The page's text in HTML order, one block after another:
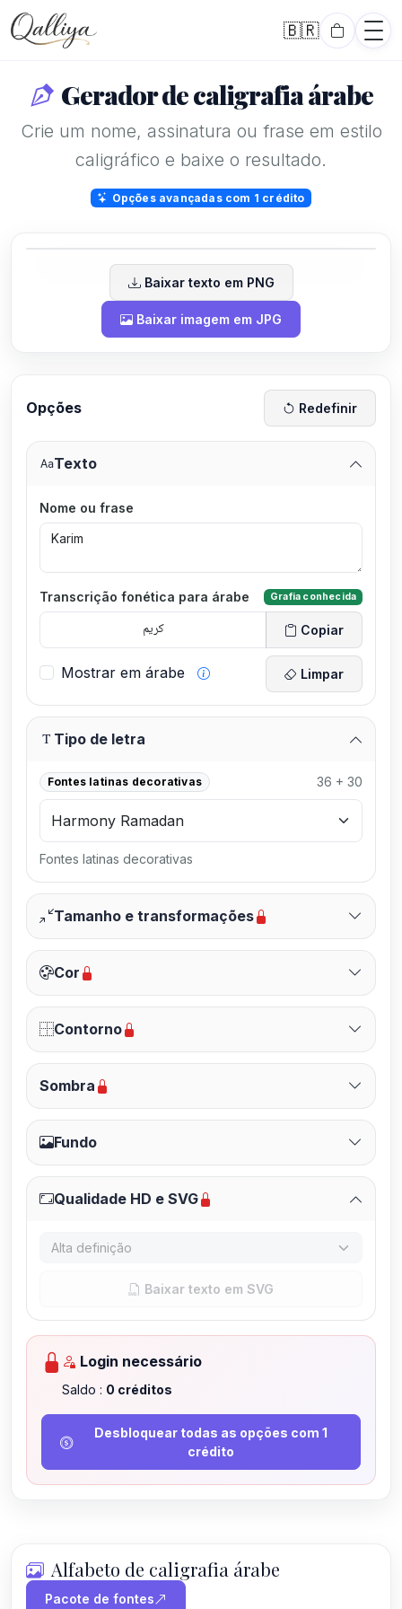
🇧🇷Português
Gerador de caligrafia árabe
Crie um nome, assinatura ou frase em estilo
caligráfico e baixe o resultado.
Opções avançadas com 1 crédito
Karim
Baixar texto em PNG
Baixar imagem em JPG
Opções Redefinir
Texto
Nome ou frase
Transcrição fonética para árabe Grafia conhecida
Copiar
Mostrar em árabe Limpar
Tipo de letra
Fontes latinas decorativas 36 + 30
Fontes latinas decorativas
Tamanho e transformações
Cor
Contorno
Sombra
Fundo
Qualidade HD e SVG
Baixar texto em SVG
Login necessário
Saldo : 0 créditos
Desbloquear todas as opções com 1
crédito
Alfabeto de caligrafia árabe
Pacote de fontes